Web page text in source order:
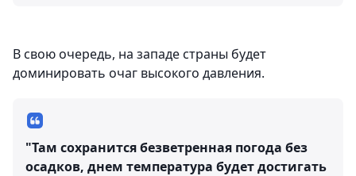
В свою очередь, на западе страны будет
доминировать очаг высокого давления.
"Там сохранится безветренная погода без
осадков, днем температура будет достигать